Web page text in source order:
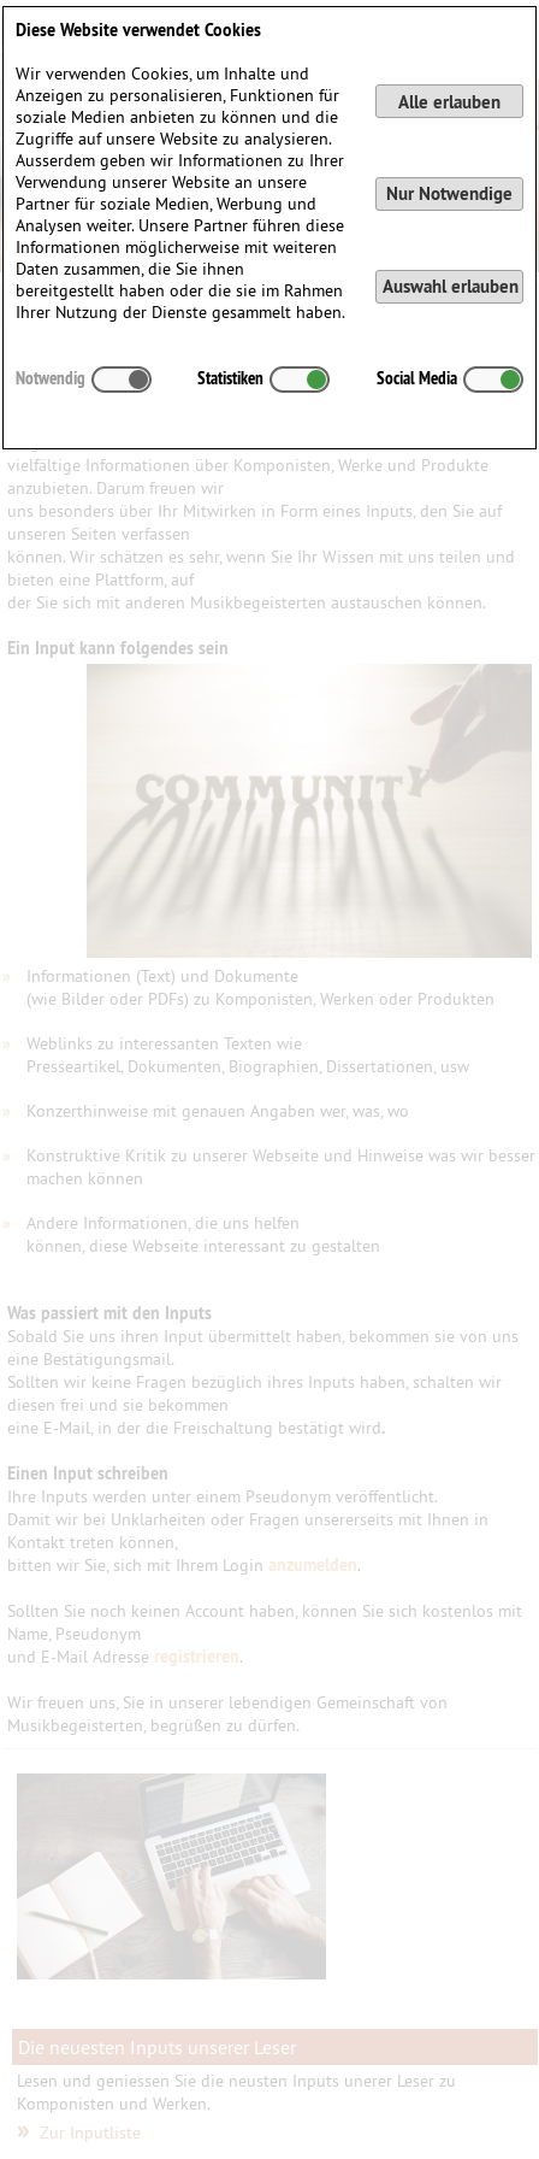
Ihr Input ist uns wichtig
vielfältige Informationen über Komponisten, Werke und Produkte
anzubieten. Darum freuen wir
uns besonders über Ihr Mitwirken in Form eines Inputs, den Sie auf
unseren Seiten verfassen
können. Wir schätzen es sehr, wenn Sie Ihr Wissen mit uns teilen und
bieten eine Plattform, auf
der Sie sich mit anderen Musikbegeisterten austauschen können.
Ein Input kann folgendes sein
»
Informationen (Text) und Dokumente
(wie Bilder oder PDFs) zu Komponisten, Werken oder Produkten
»
Weblinks zu interessanten Texten wie
Presseartikel, Dokumenten, Biographien, Dissertationen, usw
» Konzerthinweise mit genauen Angaben wer, was, wo
»
Konstruktive Kritik zu unserer Webseite und Hinweise was wir besser
machen können
»
Andere Informationen, die uns helfen
können, diese Webseite interessant zu gestalten
Was passiert mit den Inputs
Sobald Sie uns ihren Input übermittelt haben, bekommen sie von uns
eine Bestätigungsmail.
Sollten wir keine Fragen bezüglich ihres Inputs haben, schalten wir
diesen frei und sie bekommen
eine E-Mail, in der die Freischaltung bestätigt wird.
Einen Input schreiben
Ihre Inputs werden unter einem Pseudonym veröffentlicht.
Damit wir bei Unklarheiten oder Fragen unsererseits mit Ihnen in
Kontakt treten können,
bitten wir Sie, sich mit Ihrem Login anzumelden.
Sollten Sie noch keinen Account haben, können Sie sich kostenlos mit
Name, Pseudonym
und E-Mail Adresse registrieren.
Wir freuen uns, Sie in unserer lebendigen Gemeinschaft von
Musikbegeisterten, begrüßen zu dürfen.
Die neuesten Inputs unserer Leser
Lesen und geniessen Sie die neusten Inputs unerer Leser zu
Komponisten und Werken.
» Zur Inputliste
Diese Website verwendet Cookies
Wir verwenden Cookies, um Inhalte und
Anzeigen zu personalisieren, Funktionen für
soziale Medien anbieten zu können und die
Zugriffe auf unsere Website zu analysieren.
Ausserdem geben wir Informationen zu Ihrer
Verwendung unserer Website an unsere
Partner für soziale Medien, Werbung und
Analysen weiter. Unsere Partner führen diese
Informationen möglicherweise mit weiteren
Daten zusammen, die Sie ihnen
bereitgestellt haben oder die sie im Rahmen
Ihrer Nutzung der Dienste gesammelt haben.
Alle erlauben
Nur Notwendige
Auswahl erlauben
Notwendig Statistiken Social Media